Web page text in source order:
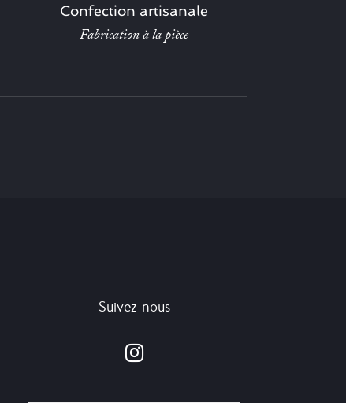
Confection artisanale
Fabrication à la pièce
Suivez-nous